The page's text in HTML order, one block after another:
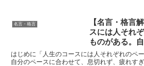
名言・格言
【名言・格言
スには人それ
ものがある。
せて、息切れ
ず、ゆうゆう
はじめに「人生のコースには人それぞれのペ
自分のペースに合わせて、息切れず、疲れす